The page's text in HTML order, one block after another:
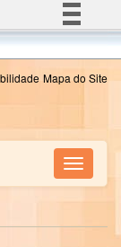
Mapa do Site
Toggle